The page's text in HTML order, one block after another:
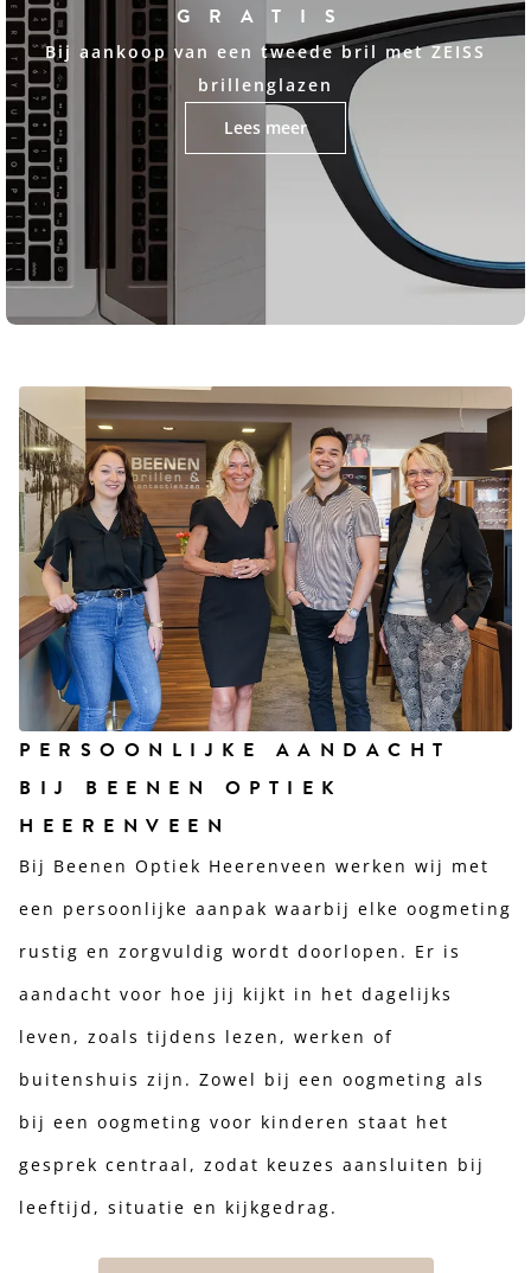
GRATIS
Bij aankoop van een tweede bril met ZEISS
brillenglazen
Lees meer
PERSOONLIJKE AANDACHT
BIJ BEENEN OPTIEK
HEERENVEEN
Bij Beenen Optiek Heerenveen werken wij met
een persoonlijke aanpak waarbij elke oogmeting
rustig en zorgvuldig wordt doorlopen. Er is
aandacht voor hoe jij kijkt in het dagelijks
leven, zoals tijdens lezen, werken of
buitenshuis zijn. Zowel bij een oogmeting als
bij een oogmeting voor kinderen staat het
gesprek centraal, zodat keuzes aansluiten bij
leeftijd, situatie en kijkgedrag.